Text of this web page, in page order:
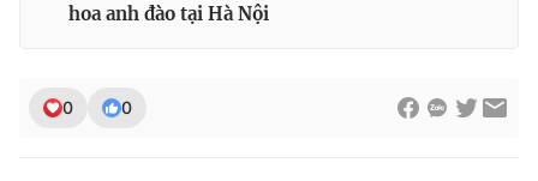
thuận bằng văn bản. Ghi rõ nguồn VTV.vn khi phát hành lại
hoa anh đào tại Hà Nội
0 0